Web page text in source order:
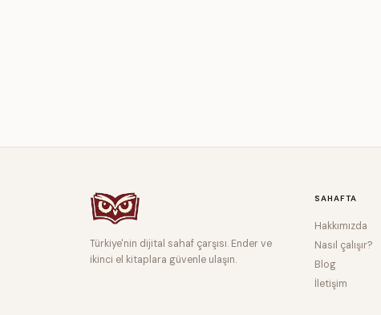
Türkiye'nin dijital sahaf çarşısı. Ender ve
ikinci el kitaplara güvenle ulaşın.
SAHAFTA
Hakkımızda
Nasıl çalışır?
Blog
İletişim